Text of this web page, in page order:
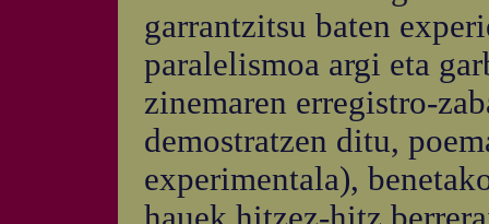
garrantzitsu baten
paralelismoa argi eta
zinemaren erregistro-
demostratzen ditu,
experimentala),